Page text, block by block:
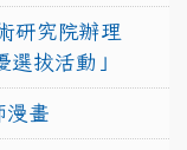
研究院辦理
選拔活動」
漫畫